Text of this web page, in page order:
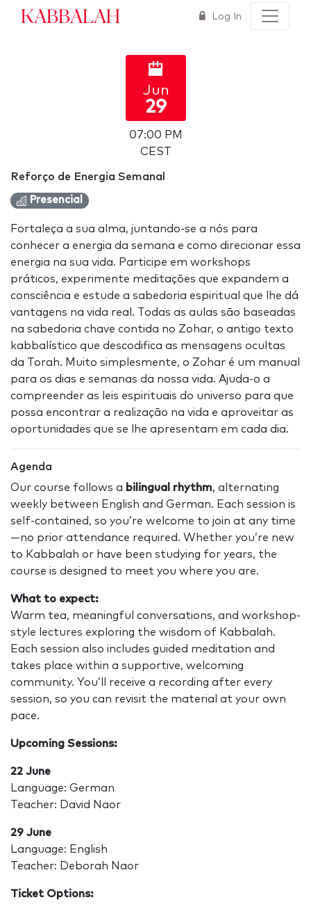
Kabbalah Log In
Jun
29
07:00 PM
CEST
Reforço de Energia Semanal
Presencial
Fortaleça a sua alma, juntando-se a nós para
conhecer a energia da semana e como direcionar essa
energia na sua vida. Participe em workshops
práticos, experimente meditações que expandem a
consciência e estude a sabedoria espiritual que lhe dá
vantagens na vida real. Todas as aulas são baseadas
na sabedoria chave contida no Zohar, o antigo texto
kabbalístico que descodifica as mensagens ocultas
da Torah. Muito simplesmente, o Zohar é um manual
para os dias e semanas da nossa vida. Ajuda-o a
compreender as leis espirituais do universo para que
possa encontrar a realização na vida e aproveitar as
oportunidades que se lhe apresentam em cada dia.
Agenda
Our course follows a bilingual rhythm, alternating
weekly between English and German. Each session is
self-contained, so you’re welcome to join at any time
—no prior attendance required. Whether you’re new
to Kabbalah or have been studying for years, the
course is designed to meet you where you are.
What to expect:
Warm tea, meaningful conversations, and workshop-
style lectures exploring the wisdom of Kabbalah.
Each session also includes guided meditation and
takes place within a supportive, welcoming
community. You’ll receive a recording after every
session, so you can revisit the material at your own
pace.
Upcoming Sessions:
22 June
Language: German
Teacher: David Naor
29 June
Language: English
Teacher: Deborah Naor
Ticket Options: